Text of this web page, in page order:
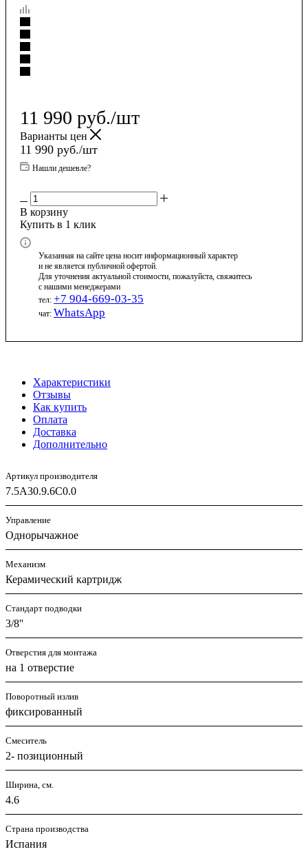
11 990 руб./шт
Варианты цен
11 990 руб./шт
Нашли дешевле?
В корзину
Купить в 1 клик
Указанная на сайте цена носит информационный характер
и не является публичной офертой.
Для уточнения актуальной стоимости, пожалуйста, свяжитесь
с нашими менеджерами
тел: +7 904-669-03-35
чат: WhatsApp
Характеристики
Отзывы
Как купить
Оплата
Доставка
Дополнительно
Артикул производителя
7.5A30.9.6C0.0
Управление
Однорычажное
Механизм
Керамический картридж
Стандарт подводки
3/8''
Отверстия для монтажа
на 1 отверстие
Поворотный излив
фиксированный
Смеситель
2- позиционный
Ширина, см.
4.6
Страна производства
Испания